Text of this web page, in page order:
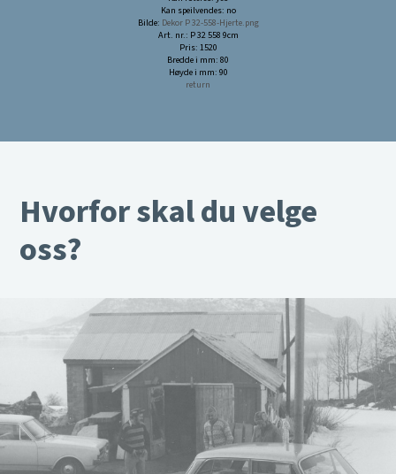
Kan speilvendes: no
Bilde: Dekor P 32-558-Hjerte.png
Art. nr.: P 32 558 9cm
Pris: 1520
Bredde i mm: 80
Høyde i mm: 90
return
Hvorfor skal du velge
oss?